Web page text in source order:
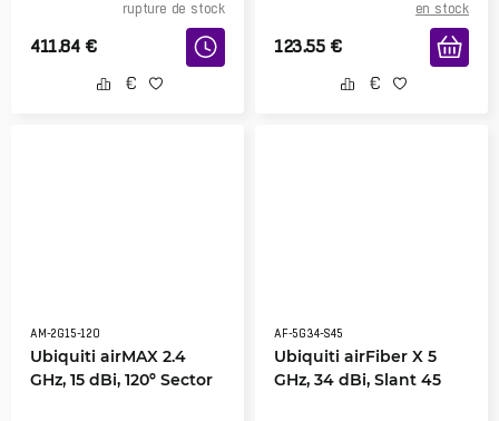
rupture de stock
411.84 €
en stock
123.55 €
AM-2G15-120
Ubiquiti airMAX 2.4
GHz, 15 dBi, 120º Sector
AF-5G34-S45
Ubiquiti airFiber X 5
GHz, 34 dBi, Slant 45